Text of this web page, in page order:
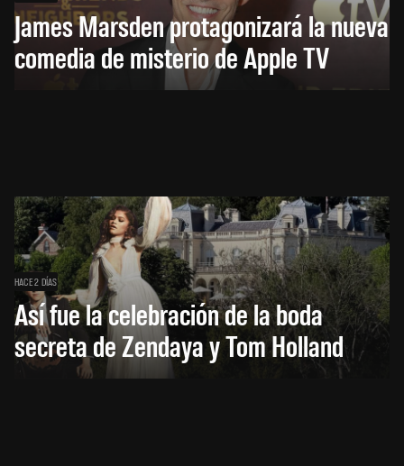
James Marsden protagonizará la nueva
comedia de misterio de Apple TV
HACE 2 DÍAS
Así fue la celebración de la boda
secreta de Zendaya y Tom Holland